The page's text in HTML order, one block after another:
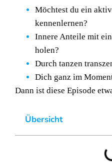
Möchtest du ein
kennenlernen?
Innere Anteile mit
holen?
Durch tanzen
Dich ganz im
Dann ist diese Episode
Übersicht